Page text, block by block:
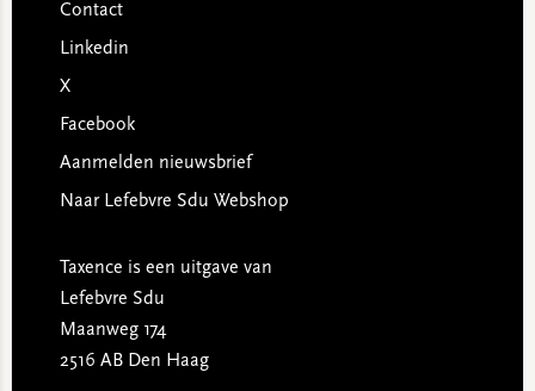
Contact
Linkedin
X
Facebook
Aanmelden nieuwsbrief
Naar Lefebvre Sdu Webshop
Taxence is een uitgave van
Lefebvre Sdu
Maanweg 174
2516 AB Den Haag